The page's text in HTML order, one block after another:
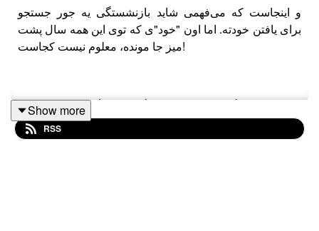
و اینجاست که می‌فهمی شاید بازنشستگی یه جور جستجو
برای یافتن خودته. اما اون "خود"ی که توی این همه سال پشت
میز جا مونده، معلوم نیست کجاست!
معرفی می‌کنیم: نسرین ظهیری بازنشسته هشتم
#بازنشستگی
Show more
RSS